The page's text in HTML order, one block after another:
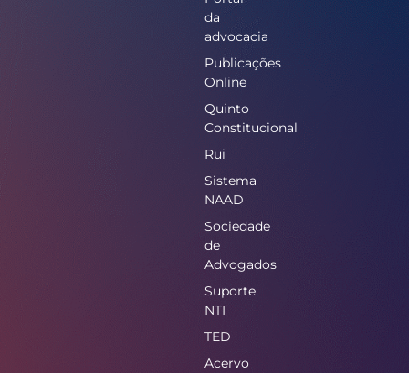
da
advocacia
Publicações
Online
Quinto
Constitucional
Rui
Sistema
NAAD
Sociedade
de
Advogados
Suporte
NTI
TED
Acervo